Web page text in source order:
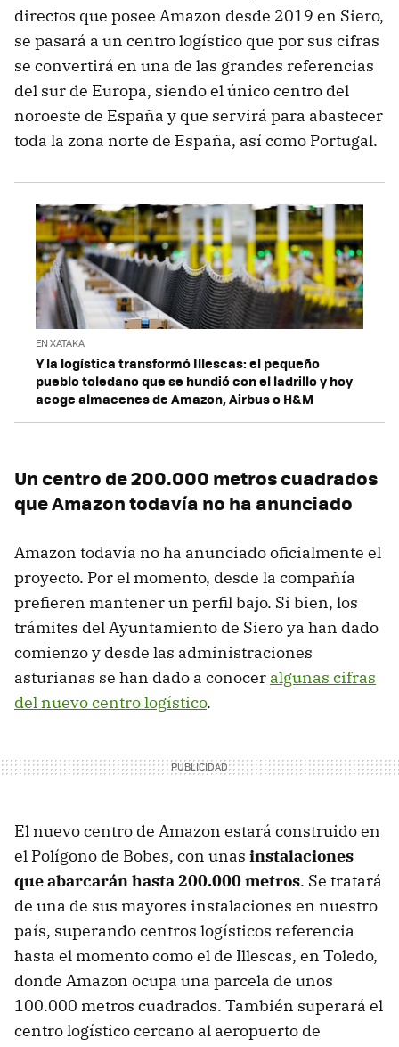
directos que posee Amazon desde 2019 en Siero,
se pasará a un centro logístico que por sus cifras
se convertirá en una de las grandes referencias
del sur de Europa, siendo el único centro del
noroeste de España y que servirá para abastecer
toda la zona norte de España, así como Portugal.
EN XATAKA
Y la logística transformó Illescas: el pequeño
pueblo toledano que se hundió con el ladrillo y hoy
acoge almacenes de Amazon, Airbus o H&M
Un centro de 200.000 metros cuadrados
que Amazon todavía no ha anunciado
Amazon todavía no ha anunciado oficialmente el
proyecto. Por el momento, desde la compañía
prefieren mantener un perfil bajo. Si bien, los
trámites del Ayuntamiento de Siero ya han dado
comienzo y desde las administraciones
asturianas se han dado a conocer algunas cifras
del nuevo centro logístico.
El nuevo centro de Amazon estará construido en
el Polígono de Bobes, con unas instalaciones
que abarcarán hasta 200.000 metros. Se tratará
de una de sus mayores instalaciones en nuestro
país, superando centros logísticos referencia
hasta el momento como el de Illescas, en Toledo,
donde Amazon ocupa una parcela de unos
100.000 metros cuadrados. También superará el
centro logístico cercano al aeropuerto de